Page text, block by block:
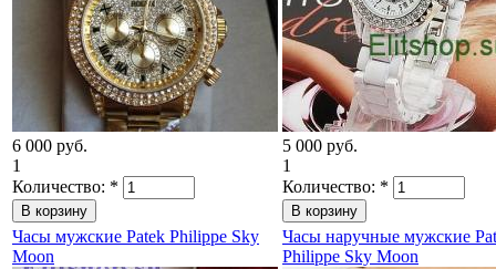
6 000 руб.
1
Количество: *
5 000 руб.
1
Количество: *
Часы мужские Рatek Philippe Sky
Moon
Часы наручные мужские
Philippe Sky Moon